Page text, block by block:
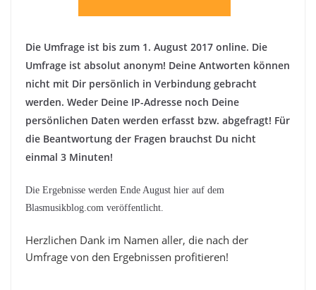
Die Umfrage ist bis zum 1. August 2017 online. Die
Umfrage ist absolut anonym! Deine Antworten können
nicht mit Dir persönlich in Verbindung gebracht
werden. Weder Deine IP-Adresse noch Deine
persönlichen Daten werden erfasst bzw. abgefragt! Für
die Beantwortung der Fragen brauchst Du nicht
einmal 3 Minuten!
Die Ergebnisse werden Ende August hier auf dem
Blasmusikblog.com veröffentlicht.
Herzlichen Dank im Namen aller, die nach der
Umfrage von den Ergebnissen profitieren!